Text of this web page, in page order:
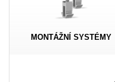
MONTÁŽNÍ SYSTÉMY